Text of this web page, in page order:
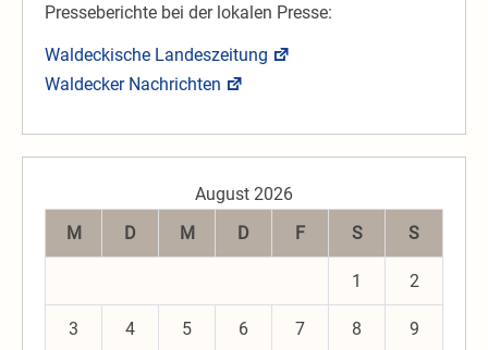
Presseberichte bei der lokalen Presse:
Waldeckische Landeszeitung
Waldecker Nachrichten
August 2026
M
D M D F S S
1 2
3 4 5 6 7 8 9